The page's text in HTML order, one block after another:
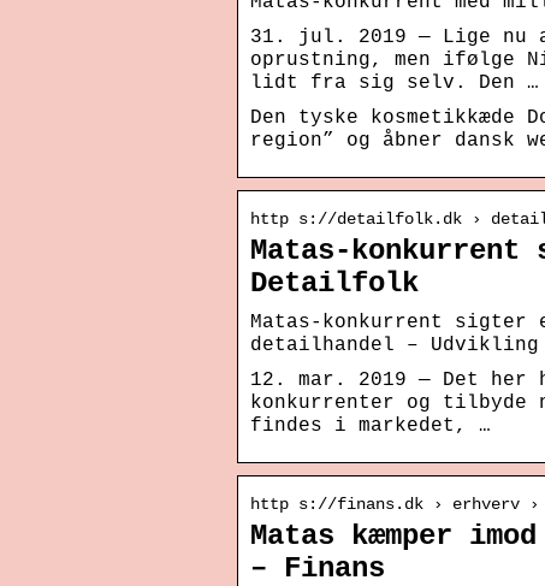
31. jul. 2019 — Lige nu
oprustning, men ifølge
lidt fra sig selv. Den …
Den tyske
region” og åbner dansk
http s://detailfolk.dk ›
Matas-
Detailfolk
Matas-konkurrent
detailhandel –
12. mar. 2019 — Det
konkurrenter og tilbyde
findes i markedet, …
http s://finans.dk › erhverv ›
Matas kæmper
– Finans